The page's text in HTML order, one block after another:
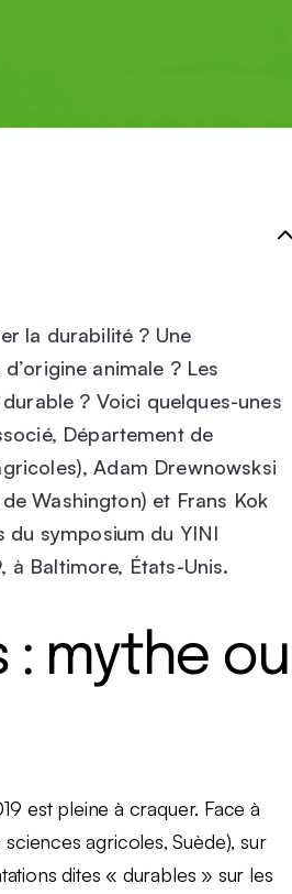
la durabilité ? Une
animale ? Les
? Voici quelques-unes
Département de
Adam Drewnowsksi
Washington) et Frans Kok
du symposium du YINI
à Baltimore, États-Unis.
mythe ou
est pleine à craquer. Face à
agricoles, Suède), sur
dites « durables » sur les